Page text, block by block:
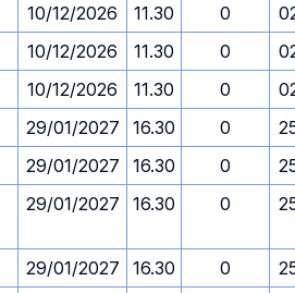
10/12/2026 11.30 0
10/12/2026 11.30 0
10/12/2026 11.30 0
29/01/2027 16.30 0
29/01/2027 16.30 0
29/01/2027 16.30 0
29/01/2027 16.30 0